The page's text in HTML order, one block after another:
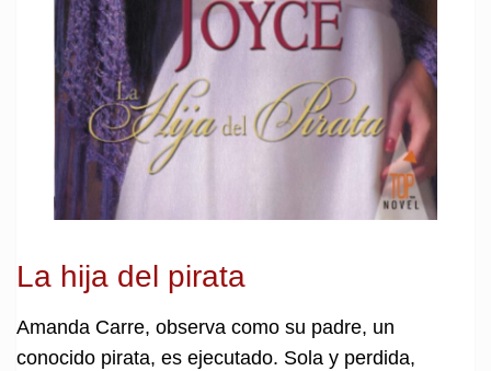
La hija del pirata
Amanda Carre, observa como su padre, un
conocido pirata, es ejecutado. Sola y perdida,